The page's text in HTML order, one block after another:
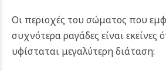
Οι περιοχές του σώματος που
συχνότερα ραγάδες είναι εκείνες
υφίσταται μεγαλύτερη διάταση: